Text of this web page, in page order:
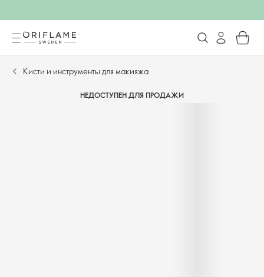
Кисти и инструменты для макияжа
НЕДОСТУПЕН ДЛЯ ПРОДАЖИ